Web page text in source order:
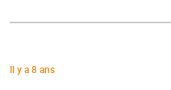
Il y a 8 ans